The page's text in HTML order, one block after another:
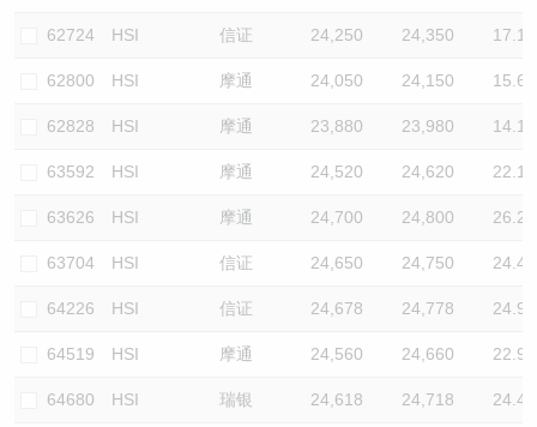
62724 HSI 信证 24,250 24,350 17.1
62800 HSI 摩通 24,050 24,150 15.6
62828 HSI 摩通 23,880 23,980 14.1
63592 HSI 摩通 24,520 24,620 22.1
63626 HSI 摩通 24,700 24,800 26.2
63704 HSI 信证 24,650 24,750 24.4
64226 HSI 信证 24,678 24,778 24.9
64519 HSI 摩通 24,560 24,660 22.9
64680 HSI 瑞银 24,618 24,718 24.4